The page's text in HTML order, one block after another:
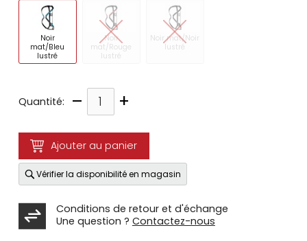
Noir
mat/Bleu
lustré
Noir
mat/Rouge
lustré
Noir mat/Noir
lustré
Quantité: – +
Ajouter au panier
Vérifier la disponibilité en magasin
Conditions de retour et d'échange
Une question ? Contactez-nous